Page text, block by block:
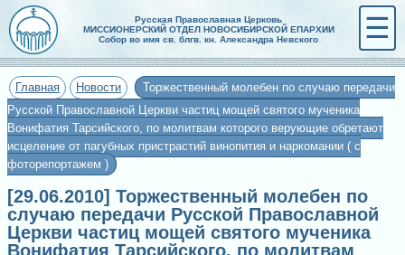
Русская Православная Церковь
МИССИОНЕРСКИЙ ОТДЕЛ НОВОСИБИРСКОЙ ЕПАРХИИ
Собор во имя св. блгв. кн. Александра Невского
☰
Главная Новости
Торжественный молебен по случаю передачи
Русской Православной Церкви частиц мощей святого мученика
Вонифатия Тарсийского, по молитвам которого верующие обретают
исцеление от пагубных пристрастий винопития и наркомании ( с
фоторепортажем )
[29.06.2010] Торжественный молебен по
случаю передачи Русской Православной
Церкви частиц мощей святого мученика
Вонифатия Тарсийского, по молитвам